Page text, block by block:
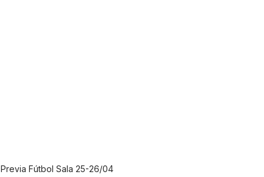
Previa Fútbol Sala 25-26/04